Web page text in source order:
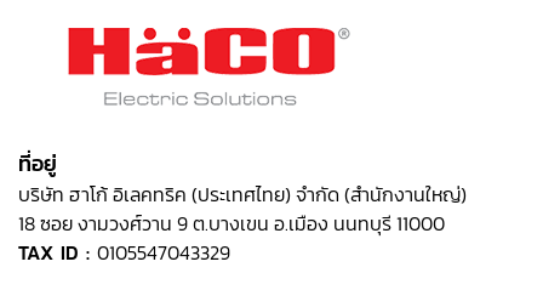
ที่อยู่
บริษัท ฮาโก้ อิเลคทริค (ประเทศไทย) จำกัด (สำนักงานใหญ่)
18 ซอย งามวงศ์วาน 9 ต.บางเขน อ.เมือง นนทบุรี 11000
TAX ID : 0105547043329